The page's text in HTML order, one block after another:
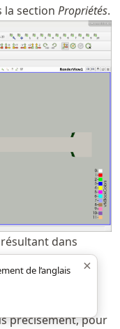
la section Propriétés.
dans
certaines
précisément, pour
×
de l’anglais